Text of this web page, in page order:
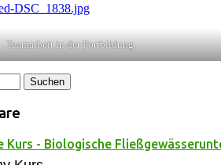
DSC_1838.jpg
Teamarbeit in der Fortbildung
Kurs - Biologische